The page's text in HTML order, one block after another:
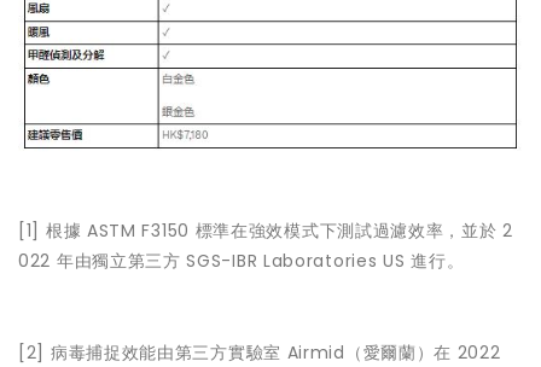
[1]
根據 ASTM F3150 標準在強效模式下測試過濾效率，並於 2
022 年由獨立第三方 SGS-IBR Laboratories US 進行。
[2] 病毒捕捉效能由第三方實驗室 Airmid（愛爾蘭）在 2022